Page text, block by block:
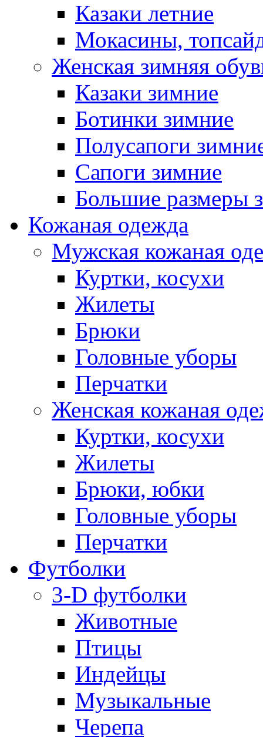
Казаки летние
Мокасины,
Женская зимняя
Казаки зимние
Ботинки зимние
Полусапоги
Сапоги зимние
Большие размеры
Кожаная одежда
Мужская кожаная
Куртки, косухи
Жилеты
Брюки
Головные уборы
Перчатки
Женская кожаная
Куртки, косухи
Жилеты
Брюки, юбки
Головные уборы
Перчатки
Футболки
3-D футболки
Животные
Птицы
Индейцы
Музыкальные
Черепа